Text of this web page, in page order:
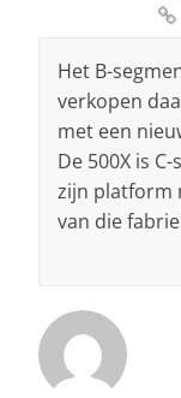
Het B-
verkopen
met een
De 500X is
zijn platform
van die